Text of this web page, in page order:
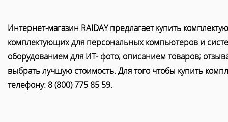
Интернет-магазин RAIDAY предлагает купить
комплектующих для персональных компьютеров и
оборудованием для ИТ- фото; описанием товаров;
выбрать лучшую стоимость. Для того чтобы купить
телефону: 8 (800) 775 85 59.